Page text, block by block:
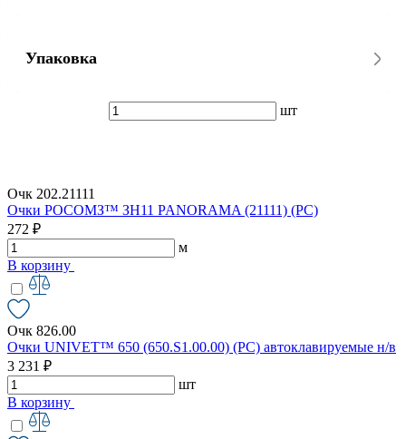
Упаковка
шт
Очк 202.21111
Очки РОСОМЗ™ ЗН11 PANORAMA (21111) (РС)
272 ₽
м
В корзину
Очк 826.00
Очки UNIVET™ 650 (650.S1.00.00) (РС) автоклавируемые н/в
3 231 ₽
шт
В корзину